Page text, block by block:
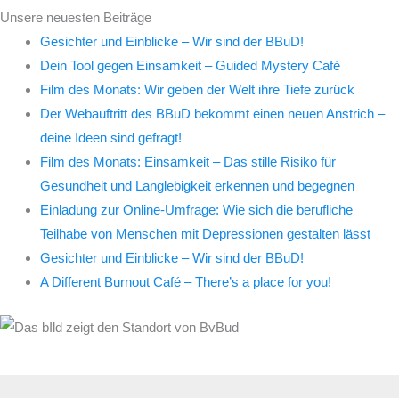
Unsere neuesten Beiträge
Gesichter und Einblicke – Wir sind der BBuD!
Dein Tool gegen Einsamkeit – Guided Mystery Café
Film des Monats: Wir geben der Welt ihre Tiefe zurück
Der Webauftritt des BBuD bekommt einen neuen Anstrich –
deine Ideen sind gefragt!
Film des Monats: Einsamkeit – Das stille Risiko für
Gesundheit und Langlebigkeit erkennen und begegnen
Einladung zur Online-Umfrage: Wie sich die berufliche
Teilhabe von Menschen mit Depressionen gestalten lässt
Gesichter und Einblicke – Wir sind der BBuD!
A Different Burnout Café – There’s a place for you!